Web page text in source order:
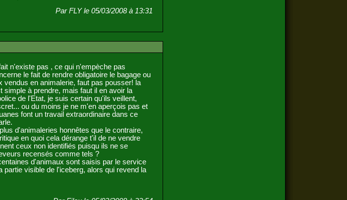
Par FLY le 05/03/2008 à 13:31
n'existe pas , ce qui n'empèche pas
le fait de rendre obligatoire le bagage ou
vendus en animalerie, faut pas pousser! la
simple à prendre, mais faut il en avoir la
de l'Etat, je suis certain qu'ils veillent,
ou du moins je ne m'en aperçois pas et
font un travail extraordinaire dans ce
d'animaleries honnêtes que le contraire,
en quoi cela dérange t'il de ne vendre
ceux non identifiés puisqu ils ne se
recensés comme tels ?
d'animaux sont saisis par le service
visible de l'iceberg, alors qui revend la